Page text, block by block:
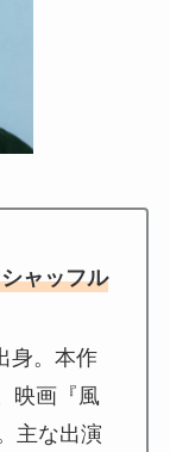
ャッフル
身。本作
映画『風
主な出演